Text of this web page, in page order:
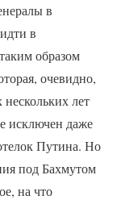
в
в
образом
очевидно,
лет
исключен даже
Путина. Но
под Бахмутом
на что